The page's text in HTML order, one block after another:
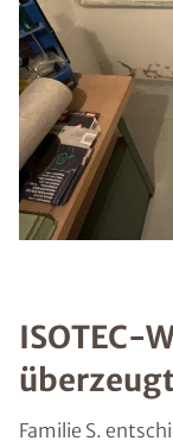
ISOTEC-
Familie S.